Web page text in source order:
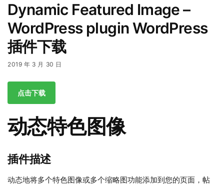
Dynamic Featured Image –
WordPress plugin WordPress
插件下载
2019 年 3 月 30 日
点击下载
动态特色图像
插件描述
动态地将多个特色图像或多个缩略图功能添加到您的页面，帖